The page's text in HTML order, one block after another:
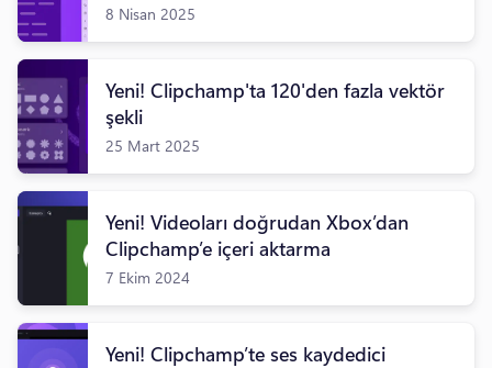
8 Nisan 2025
Yeni! Clipchamp'ta 120'den fazla vektör
şekli
25 Mart 2025
Yeni! Videoları doğrudan Xbox’dan
Clipchamp’e içeri aktarma
7 Ekim 2024
Yeni! Clipchamp’te ses kaydedici